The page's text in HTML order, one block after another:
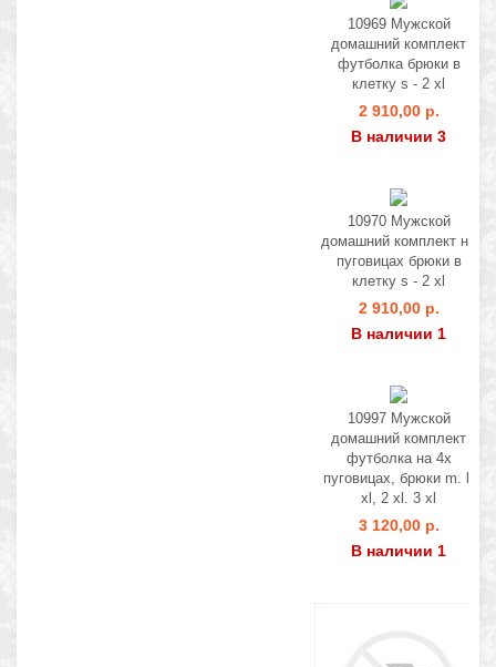
10969 Мужской
домашний комплект
футболка брюки в
клетку s - 2 xl
2 910,00 р.
В наличии 3
10970 Мужской
домашний комплект на
пуговицах брюки в
клетку s - 2 xl
2 910,00 р.
В наличии 1
10997 Мужской
домашний комплект
футболка на 4х
пуговицах, брюки m. l.
xl, 2 xl. 3 xl
3 120,00 р.
В наличии 1